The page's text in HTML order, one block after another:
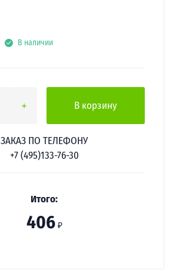
В наличии
В корзину
ЗАКАЗ ПО ТЕЛЕФОНУ
+7 (495)133-76-30
Итого:
406 ₽